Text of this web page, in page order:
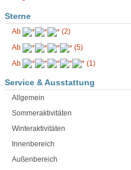
Sterne
Ab
(2)
Ab
(5)
Ab
(1)
Service & Ausstattung
Allgemein
Sommeraktivitäten
Winteraktivitäten
Innenbereich
Außenbereich